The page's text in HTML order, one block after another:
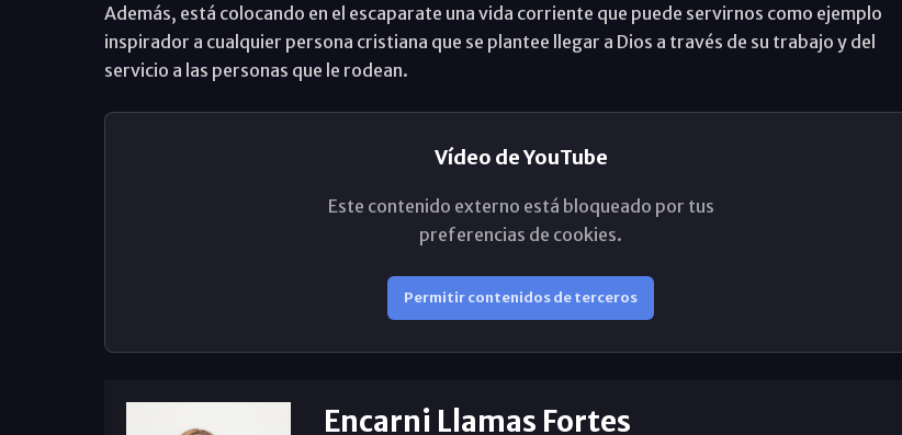
Además, está colocando en el escaparate una vida corriente que puede servirnos como ejemplo
inspirador a cualquier persona cristiana que se plantee llegar a Dios a través de su trabajo y del
servicio a las personas que le rodean.
Vídeo de YouTube
Este contenido externo está bloqueado por tus
preferencias de cookies.
Permitir contenidos de terceros
Encarni Llamas Fortes